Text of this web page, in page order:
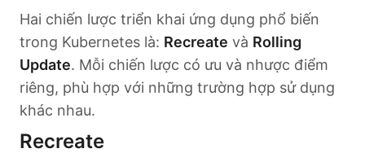
Hai chiến lược triển khai ứng dụng phổ biến
trong Kubernetes là: Recreate và Rolling
Update. Mỗi chiến lược có ưu và nhược điểm
riêng, phù hợp với những trường hợp sử dụng
khác nhau.
Recreate